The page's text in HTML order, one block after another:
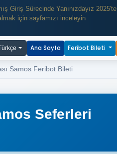
Giriş Sürecinde Yanınızdayız
için sayfamızı inceleyin
Ana Sayfa Feribot Bileti
Samos Feribot Bileti
Seferleri